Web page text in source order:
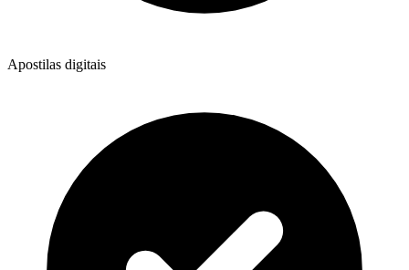
Apostilas digitais